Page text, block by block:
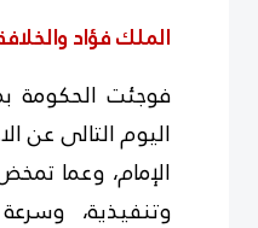
الملك فؤاد
فوجئت الحكومة
اليوم التالى عن
الإمام، وعما
وتنفيذية،